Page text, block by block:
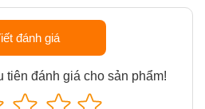
đánh giá
đánh giá cho sản phẩm!